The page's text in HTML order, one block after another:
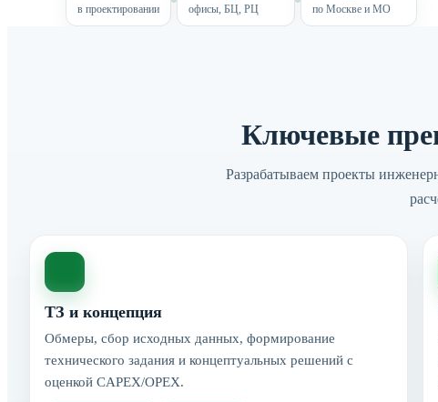
в проектировании офисы, БЦ, РЦ по Москве и МО
Ключевые
Разрабатываем проекты
ТЗ и концепция
Обмеры, сбор исходных данных, формирование
технического задания и концептуальных решений с
оценкой CAPEX/OPEX.